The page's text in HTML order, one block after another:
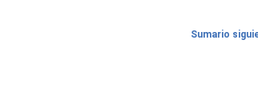
Sumario